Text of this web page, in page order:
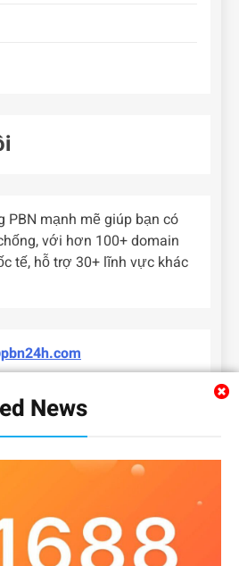
News
PBN mạnh mẽ giúp bạn có
với hơn 100+ domain
tế, hỗ trợ 30+ lĩnh vực khác
ĐỘNG SẢN CÔNG NGHỆ
KINH DOANH NỘI THẤT